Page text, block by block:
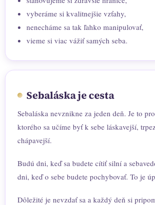
vyberáme si kvalitnejšie vzťahy,
nenecháme sa tak ľahko manipulovať,
vieme si viac vážiť samých seba.
Sebaláska je cesta
Sebaláska nevznikne za jeden deň. Je to
ktorého sa učíme byť k sebe láskavejší,
chápavejší.
Budú dni, keď sa budete cítiť silní a
dni, keď o sebe budete pochybovať. To je
Dôležité je nevzdať sa a každý deň si